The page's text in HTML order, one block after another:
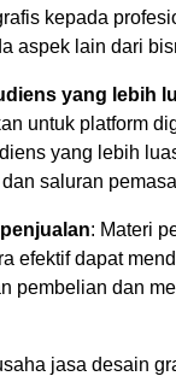
kepada
aspek lain dari
yang lebih
untuk platform
yang lebih
saluran
: Materi
efektif dapat
pembelian dan
jasa desain